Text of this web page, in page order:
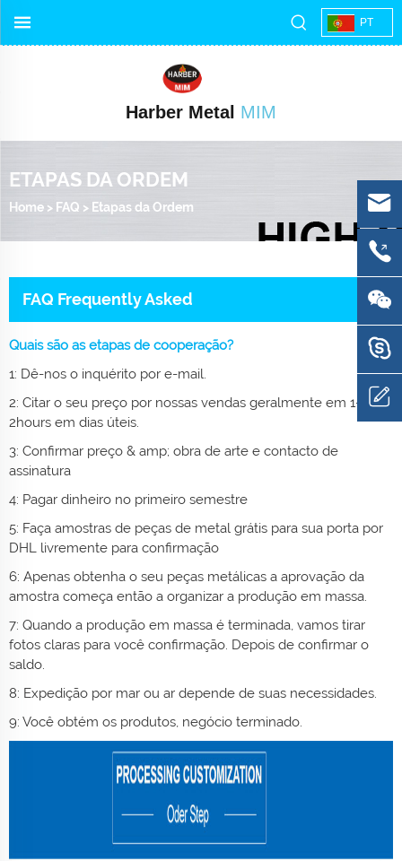
PT
Harber Metal MIM
ETAPAS DA ORDEM
Home > FAQ > Etapas da Ordem
FAQ Frequently Asked
Quais são as etapas de cooperação?
1: Dê-nos o inquérito por e-mail.
2: Citar o seu preço por nossas vendas geralmente em 1-
2hours em dias úteis.
3: Confirmar preço & amp; obra de arte e contacto de
assinatura
4: Pagar dinheiro no primeiro semestre
5: Faça amostras de peças de metal grátis para sua porta por
DHL livremente para confirmação
6: Apenas obtenha o seu peças metálicas a aprovação da
amostra começa então a organizar a produção em massa.
7: Quando a produção em massa é terminada, vamos tirar
fotos claras para você confirmação. Depois de confirmar o
saldo.
8: Expedição por mar ou ar depende de suas necessidades.
9: Você obtém os produtos, negócio terminado.